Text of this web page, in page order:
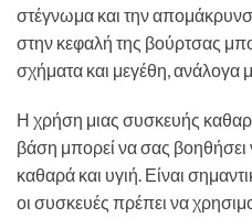
στέγνωμα και την
στην κεφαλή της βούρτσας
σχήματα και μεγέθη, ανάλογα
Η χρήση μιας συσκευής
βάση μπορεί να σας βοηθήσει
καθαρά και υγιή. Είναι
οι συσκευές πρέπει να